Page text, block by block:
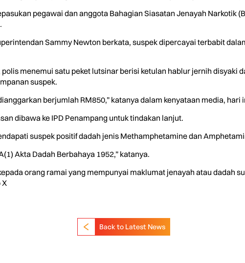
pegawai dan anggota Bahagian Siasatan Jenayah Narkotik
Sammy Newton berkata, suspek dipercayai terbabit
polis menemui satu peket lutsinar berisi ketulan hablur jernih disyaki
suspek.
berjumlah RM850,” katanya dalam kenyataan media, hari
dibawa ke IPD Penampang untuk tindakan lanjut.
suspek positif dadah jenis Methamphetamine dan
Akta Dadah Berbahaya 1952,” katanya.
orang ramai yang mempunyai maklumat jenayah atau dadah
Back to Latest News